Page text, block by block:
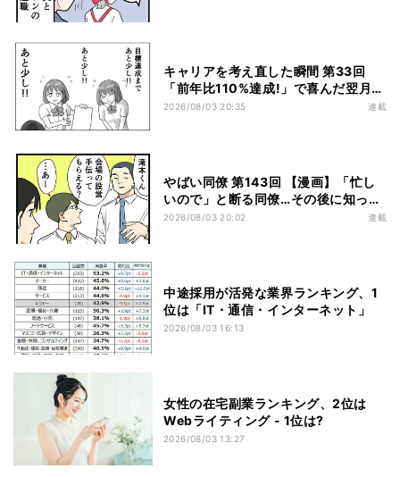
キャリアを考え直した瞬間 第33回
「前年比110%達成!」で喜んだ翌月…
売上目標が120%に上がる成果主義
2026/08/03 20:35 連載
やばい同僚 第143回 【漫画】「忙し
いので」と断る同僚…その後に知っ
た“本当の理由”とは?
2026/08/03 20:02 連載
中途採用が活発な業界ランキング、1
位は「IT・通信・インターネット」
2026/08/03 16:13
女性の在宅副業ランキング、2位は
Webライティング - 1位は?
2026/08/03 13:27